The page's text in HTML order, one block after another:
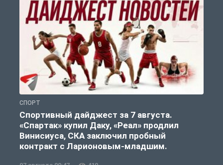
СПОРТ
Спортивный дайджест за 7 августа.
«Спартак» купил Даку, «Реал» продлил
Винисиуса, СКА заключил пробный
контракт с Ларионовым-младшим.